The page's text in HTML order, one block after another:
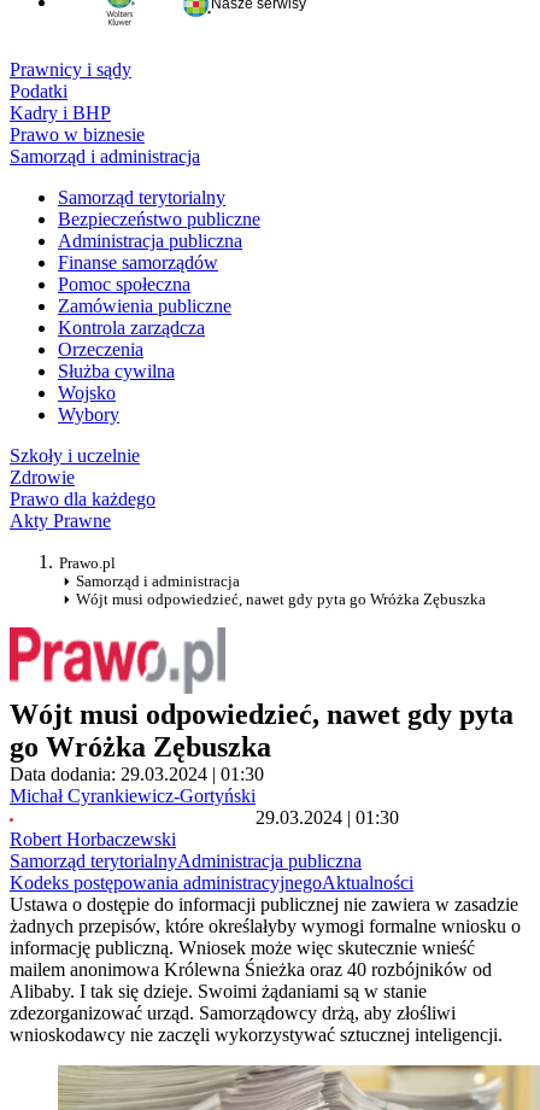
Nasze serwisy
Prawnicy i sądy
Podatki
Kadry i BHP
Prawo w biznesie
Samorząd i administracja
Samorząd terytorialny
Bezpieczeństwo publiczne
Administracja publiczna
Finanse samorządów
Pomoc społeczna
Zamówienia publiczne
Kontrola zarządcza
Orzeczenia
Służba cywilna
Wojsko
Wybory
Szkoły i uczelnie
Zdrowie
Prawo dla każdego
Akty Prawne
Prawo.pl
Samorząd i administracja
Wójt musi odpowiedzieć, nawet gdy pyta go Wróżka Zębuszka
Wójt musi odpowiedzieć, nawet gdy pyta
go Wróżka Zębuszka
Data dodania: 29.03.2024 | 01:30
Michał Cyrankiewicz-Gortyński
Robert Horbaczewski
29.03.2024 | 01:30
Samorząd terytorialnyAdministracja publiczna
Kodeks postępowania administracyjnegoAktualności
Ustawa o dostępie do informacji publicznej nie zawiera w zasadzie
żadnych przepisów, które określałyby wymogi formalne wniosku o
informację publiczną. Wniosek może więc skutecznie wnieść
mailem anonimowa Królewna Śnieżka oraz 40 rozbójników od
Alibaby. I tak się dzieje. Swoimi żądaniami są w stanie
zdezorganizować urząd. Samorządowcy drżą, aby złośliwi
wnioskodawcy nie zaczęli wykorzystywać sztucznej inteligencji.